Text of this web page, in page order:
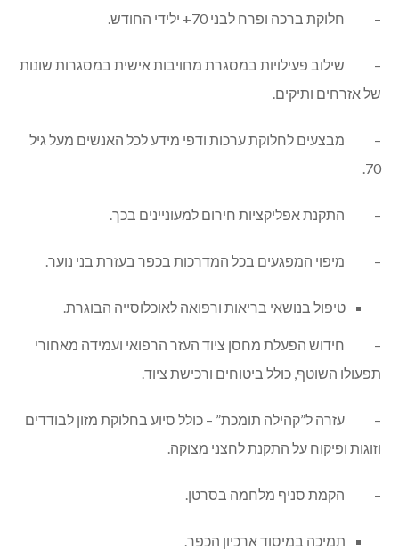
– חלוקת ברכה ופרח לבני 70+ ילידי החודש.
– שילוב פעילויות במסגרת מחויבות אישית במסגרות שונות
של אזרחים ותיקים.
– מבצעים לחלוקת ערכות ודפי מידע לכל האנשים מעל גיל
70.
– התקנת אפליקציות חירום למעוניינים בכך.
– מיפוי המפגעים בכל המדרכות בכפר בעזרת בני נוער.
טיפול בנושאי בריאות ורפואה לאוכלוסייה הבוגרת.
– חידוש הפעלת מחסן ציוד העזר הרפואי ועמידה מאחורי
תפעולו השוטף, כולל ביטוחים ורכישת ציוד.
– עזרה ל”קהילה תומכת” – כולל סיוע בחלוקת מזון לבודדים
וזוגות ופיקוח על התקנת לחצני מצוקה.
– הקמת סניף מלחמה בסרטן.
תמיכה במיסוד ארכיון הכפר.